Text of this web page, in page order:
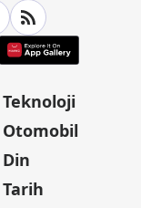
Teknoloji
Otomobil
Din
Tarih